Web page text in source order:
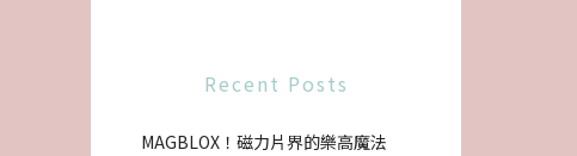
Recent Posts
MAGBLOX！磁力片界的樂高魔法